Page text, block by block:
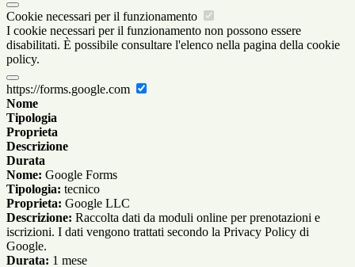
Cookie necessari per il funzionamento
I cookie necessari per il funzionamento non possono essere
disabilitati. È possibile consultare l'elenco nella pagina della cookie
policy.
https://forms.google.com
Nome
Tipologia
Proprieta
Descrizione
Durata
Nome: Google Forms
Tipologia: tecnico
Proprieta: Google LLC
Descrizione: Raccolta dati da moduli online per prenotazioni e
iscrizioni. I dati vengono trattati secondo la Privacy Policy di
Google.
Durata: 1 mese